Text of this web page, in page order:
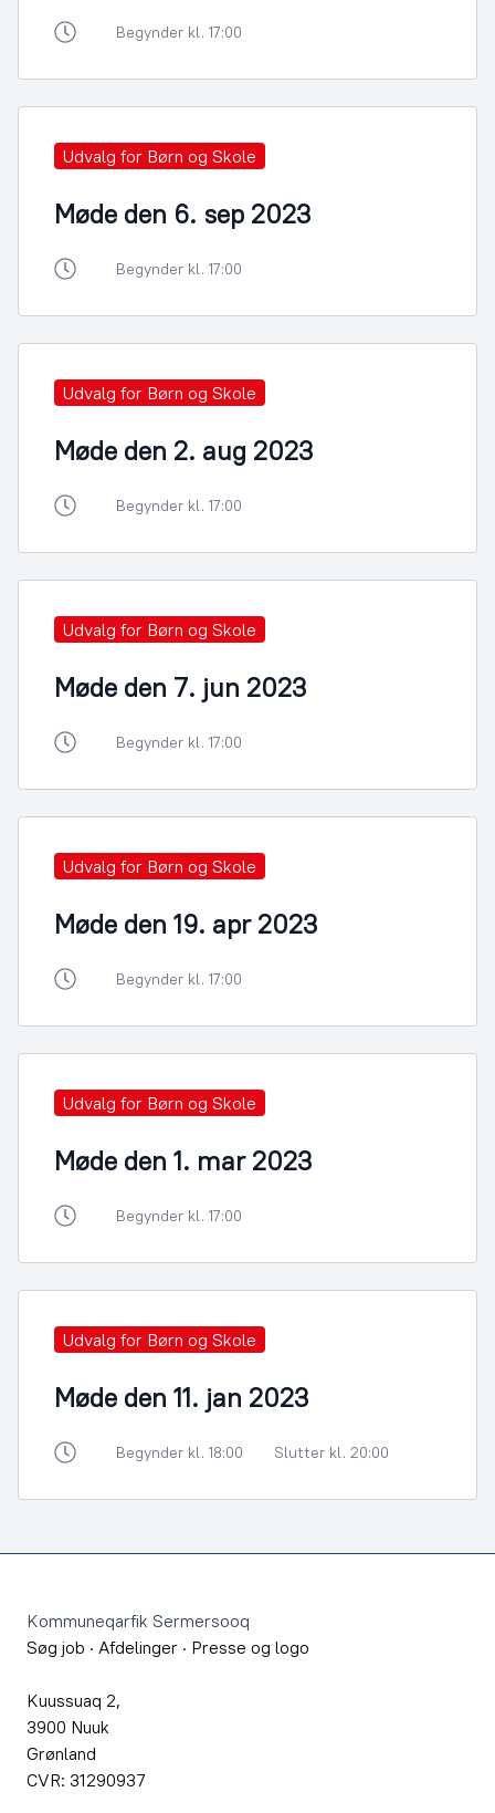
Begynder kl. 17:00
Udvalg for Børn og Skole
Møde den 6. sep 2023
Begynder kl. 17:00
Udvalg for Børn og Skole
Møde den 2. aug 2023
Begynder kl. 17:00
Udvalg for Børn og Skole
Møde den 7. jun 2023
Begynder kl. 17:00
Udvalg for Børn og Skole
Møde den 19. apr 2023
Begynder kl. 17:00
Udvalg for Børn og Skole
Møde den 1. mar 2023
Begynder kl. 17:00
Udvalg for Børn og Skole
Møde den 11. jan 2023
Begynder kl. 18:00 Slutter kl. 20:00
Kommuneqarfik Sermersooq
Søg job · Afdelinger · Presse og logo
Kuussuaq 2,
3900 Nuuk
Grønland
CVR: 31290937